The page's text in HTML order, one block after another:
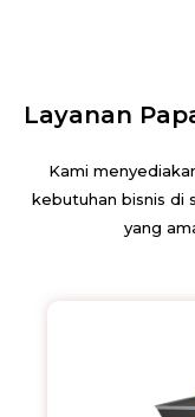
Layanan
Kami
kebutuhan bisnis di
yang